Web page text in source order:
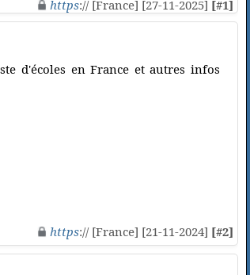
https:// [France] [27-11-2025] [#1]
d'écoles en France et autres infos
https:// [France] [21-11-2024] [#2]